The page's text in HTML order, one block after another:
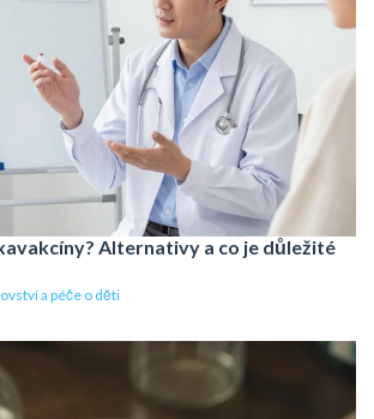
Alternativy a co je důležité
a péče o děti